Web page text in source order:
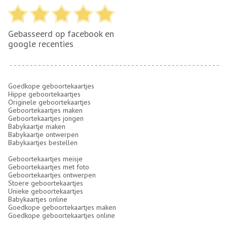
Gebasseerd op facebook en
google recenties
Goedkope geboortekaartjes
Hippe geboortekaartjes
Originele geboortekaartjes
Geboortekaartjes maken
Geboortekaartjes jongen
Babykaartje maken
Babykaartje ontwerpen
Babykaartjes bestellen
Geboortekaartjes meisje
Geboortekaartjes met foto
Geboortekaartjes ontwerpen
Stoere geboortekaartjes
Unieke geboortekaartjes
Babykaartjes online
Goedkope geboortekaartjes maken
Goedkope geboortekaartjes online